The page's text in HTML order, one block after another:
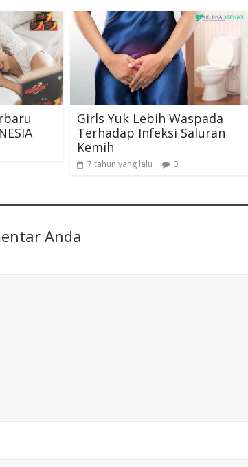
Girls Yuk Lebih Waspada
Terhadap Infeksi Saluran
Kemih
7 tahun yang lalu 0
Anda